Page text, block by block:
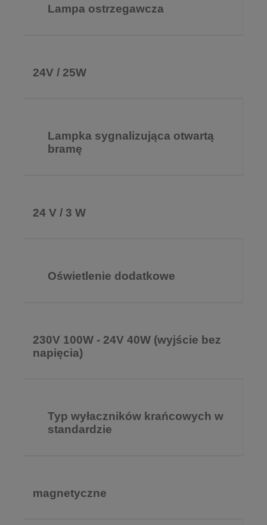
Lampa ostrzegawcza
24V / 25W
Lampka sygnalizująca otwartą
bramę
24 V / 3 W
Oświetlenie dodatkowe
230V 100W - 24V 40W (wyjście bez
napięcia)
Typ wyłaczników krańcowych w
standardzie
magnetyczne